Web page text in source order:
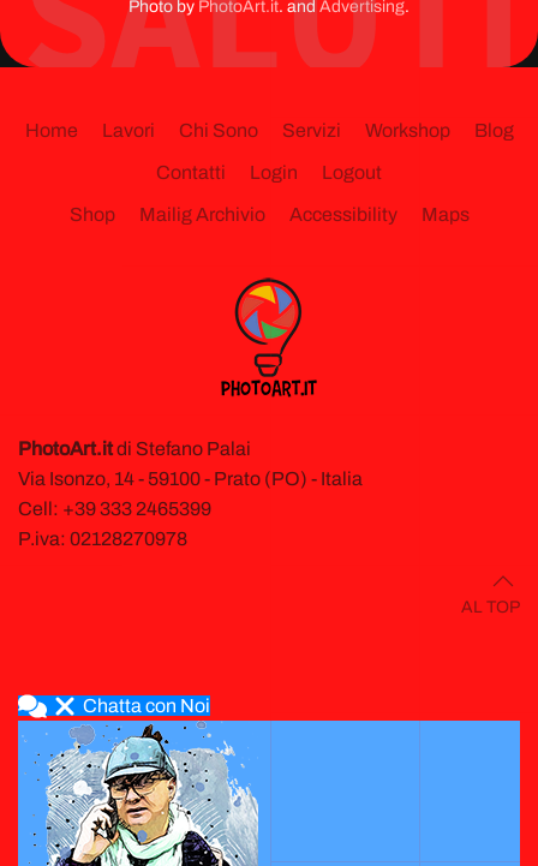
Photo by PhotoArt.it. and Advertising.
Home Lavori Chi Sono Servizi Workshop Blog
Contatti Login Logout
Shop Mailig Archivio Accessibility Maps
PhotoArt.itdi Stefano Palai
Via Isonzo, 14 - 59100 - Prato (PO) - Italia
Cell: +39 333 2465399
P.iva: 02128270978
AL TOP
Chatta con Noi